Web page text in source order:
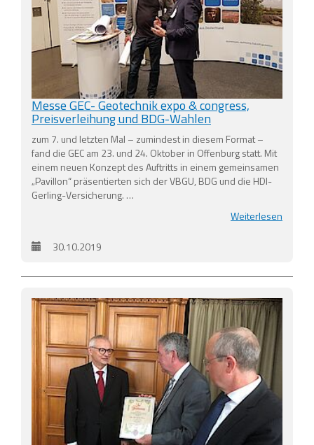
Messe GEC- Geotechnik expo & congress,
Preisverleihung und BDG-Wahlen
zum 7. und letzten Mal – zumindest in diesem Format –
fand die GEC am 23. und 24. Oktober in Offenburg statt. Mit
einem neuen Konzept des Auftritts in einem gemeinsamen
„Pavillon“ präsentierten sich der VBGU, BDG und die HDI-
Gerling-Versicherung. …
Weiterlesen
30.10.2019